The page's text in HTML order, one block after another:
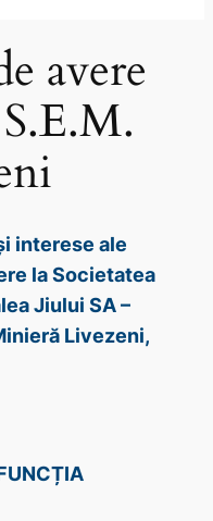
avere
interese ale
la Societatea
Jiului SA –
Livezeni,